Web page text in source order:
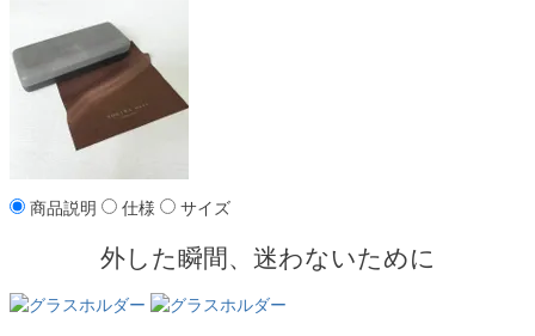
商品説明 仕様 サイズ
外した瞬間、迷わないために